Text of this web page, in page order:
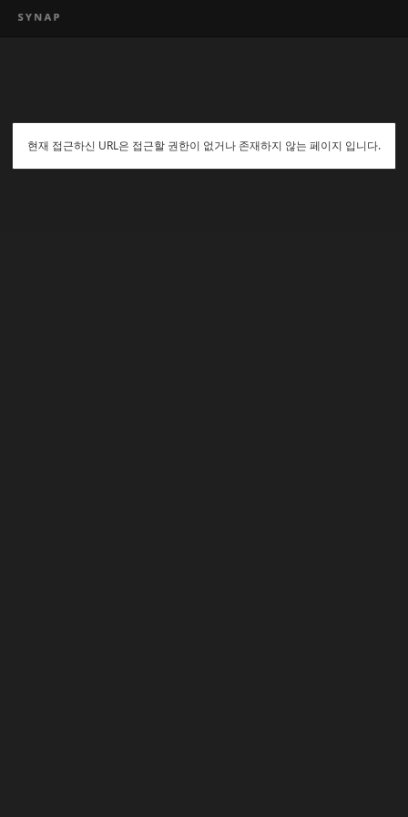
현재 접근하신 URL은 접근할 권한이 없거나 존재하지 않는 페이지 입니다.